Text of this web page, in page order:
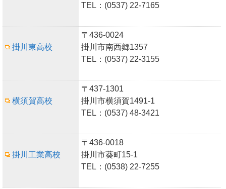
TEL：(0537) 22-7165
掛川東高校
〒436-0024
掛川市南西郷1357
TEL：(0537) 22-3155
横須賀高校
〒437-1301
掛川市横須賀1491-1
TEL：(0537) 48-3421
掛川工業高校
〒436-0018
掛川市葵町15-1
TEL：(0538) 22-7255